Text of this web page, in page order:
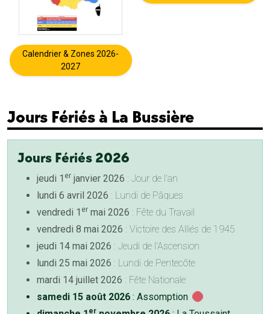
Calendrier & Zones 2026-
2027
Jours Fériés à La Bussière
Jours Fériés 2026
jeudi 1 er janvier 2026 : Jour de l'an
lundi 6 avril 2026 : Lundi de Pâques
vendredi 1 er mai 2026 : Fête du Travail
vendredi 8 mai 2026 : Victoire des Alliés de 1945
jeudi 14 mai 2026 : Jeudi de l'Ascension
lundi 25 mai 2026 : Lundi de Pentecôte
mardi 14 juillet 2026 : Fête Nationale
samedi 15 août 2026 : Assomption
er